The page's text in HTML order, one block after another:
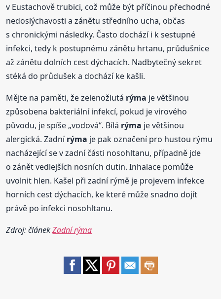
v Eustachově trubici, což může být příčinou přechodné
nedoslýchavosti a zánětu středního ucha, občas
s chronickými následky. Často dochází i k sestupné
infekci, tedy k postupnému zánětu hrtanu, průdušnice
až zánětu dolních cest dýchacích. Nadbytečný sekret
stéká do průdušek a dochází ke kašli.
Mějte na paměti, že zelenožlutá rýma je většinou
způsobena bakteriální infekcí, pokud je virového
původu, je spíše „vodová“. Bílá rýma je většinou
alergická. Zadnírýma je pak označení pro hustou rýmu
nacházející se v zadní části nosohltanu, případně jde
o zánět vedlejších nosních dutin. Inhalace pomůže
uvolnit hlen. Kašel při zadní rýmě je projevem infekce
horních cest dýchacích, ke které může snadno dojít
právě po infekci nosohltanu.
Zdroj: článekZadní rýma